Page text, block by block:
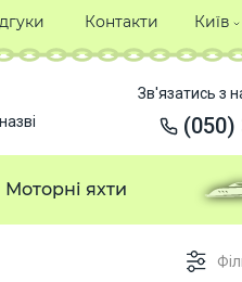
Контакти Київ
Зв'язатись з
(050)
Моторні яхти